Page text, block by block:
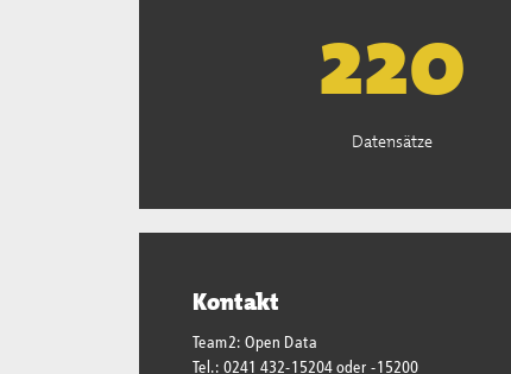
222
Datensätze
Kontakt
Team2: Open Data
Tel.: 0241 432-15204 oder -15200